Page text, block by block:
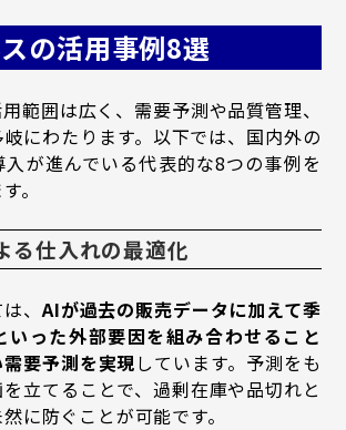
の活用事例8選
範囲は広く、需要予測や品質管理、
にわたります。以下では、国内外の
が進んでいる代表的な8つの事例を
。
る仕入れの最適化
、AIが過去の販売データに加えて季
いった外部要因を組み合わせること
要予測を実現しています。予測をも
立てることで、過剰在庫や品切れと
に防ぐことが可能です。